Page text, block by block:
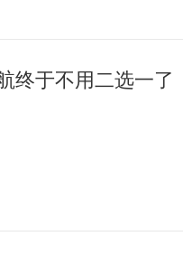
终于不用二选一了